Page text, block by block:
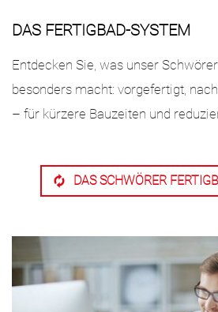
DAS FERTIGBAD-SYSTEM
Entdecken Sie, was unser
besonders macht: vorgefertigt,
– für kürzere Bauzeiten und
DAS SCHWÖRER